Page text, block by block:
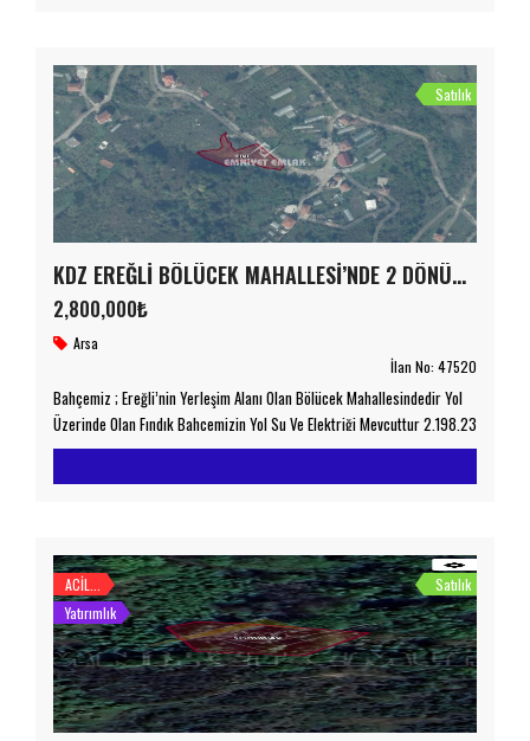
Yetki […]
Satılık
KDZ EREĞLİ BÖLÜCEK MAHALLESİ’NDE 2 DÖNÜM SATILIK FINDIK BAHÇESİ
2,800,000₺
Arsa
İlan No: 47520
Bahçemiz ; Ereğli’nin Yerleşim Alanı Olan Bölücek Mahallesindedir Yol
Üzerinde Olan Fındık Bahçemizin Yol Su Ve Elektriği Mevcuttur 2.198.23
m2′ dir Detaylı Bilgi İçin Lütfen Bizimle İletişime Geçiniz
ACİL...
Yatırımlık
Satılık